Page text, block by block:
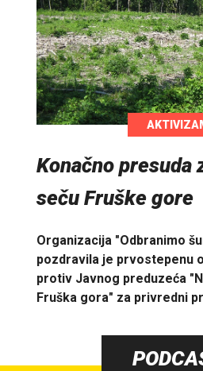
Konačno presuda
seču Fruške gore
Organizacija "Odbranimo
pozdravila je prvostepenu
protiv Javnog preduzeća
Fruška gora" za privredni